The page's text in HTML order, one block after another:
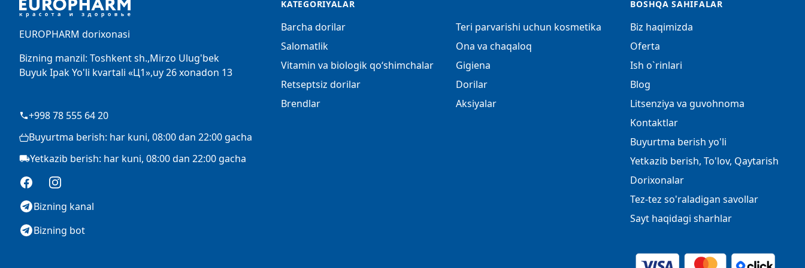
EUROPHARM dorixonasi
Bizning manzil: Toshkent sh.,Mirzo Ulug'bek
Buyuk Ipak Yo'li kvartali «Ц1»,uy 26 xonadon 13
+998 78 555 64 20
Buyurtma berish: har kuni, 08:00 dan 22:00 gacha
Yetkazib berish: har kuni, 08:00 dan 22:00 gacha
FacebookInstagram
Bizning kanal
Bizning bot
KATEGORIYALAR
Barcha dorilar
Salomatlik
Vitamin va biologik qo‘shimchalar
Retseptsiz dorilar
Brendlar
Teri parvarishi uchun kosmetika
Ona va chaqaloq
Gigiena
Dorilar
Aksiyalar
BOSHQA SAHIFALAR
Biz haqimizda
Oferta
Ish o`rinlari
Blog
Litsenziya va guvohnoma
Kontaktlar
Buyurtma berish yo'li
Yetkazib berish, To'lov, Qaytarish
Dorixonalar
Tez-tez so'raladigan savollar
Sayt haqidagi sharhlar